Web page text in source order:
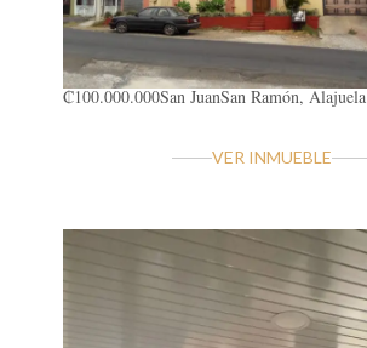
₡100.000.000San JuanSan Ramón, Alajuela
VER INMUEBLE